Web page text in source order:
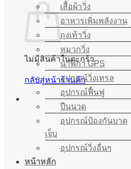
ไม่มีสินค้าในตะกร้า
กลับสู่หน้าร้านค้า
เสื้อผ้าวิ่ง
อาหารเพิ่มพลังงาน
ถุงเท้าวิ่ง
หมวกวิ่ง
นาฬิกา GPS
อุปกรณ์วิ่งเทรล
อุปกรณ์ฟื้นฟู
ปืนนวด
อุปกรณ์ป้องกันบาด
เจ็บ
อุปกรณ์วิ่งอื่นๆ
หน้าหลัก